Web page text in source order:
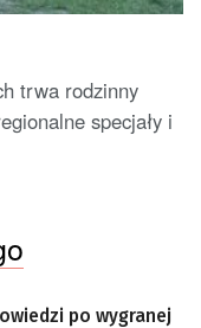
trwa rodzinny
specjały i
po wygranej